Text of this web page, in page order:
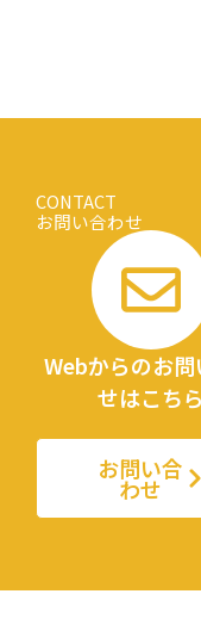
CONTACT
お問い合わせ
Webからのお問
せはこちら
お問い合
わせ